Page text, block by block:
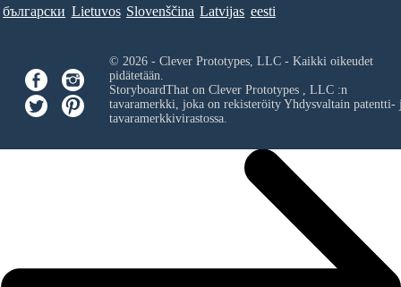
български Lietuvos Slovenščina Latvijas eesti
© 2026 - Clever Prototypes, LLC - Kaikki oikeudet
pidätetään.
StoryboardThat on Clever Prototypes , LLC:n
tavaramerkki, joka on rekisteröity Yhdysvaltain patentti-
tavaramerkkivirastossa.